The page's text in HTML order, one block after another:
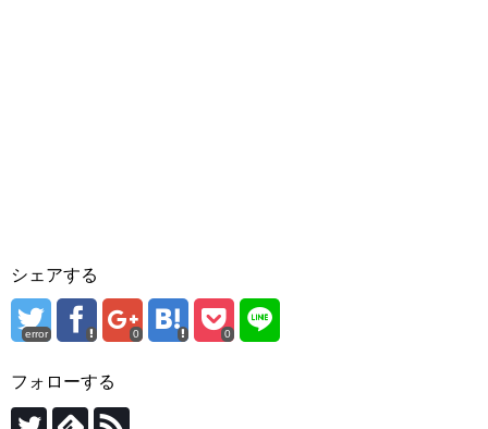
シェアする
error 0 0
フォローする